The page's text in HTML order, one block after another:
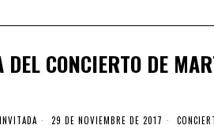
DEL CONCIERTO DE
29 DE NOVIEMBRE DE 2017